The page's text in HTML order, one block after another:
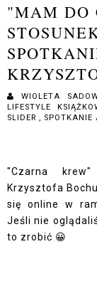
"MAM DO
WIOLETA
LIFESTYLE
SLIDER , SPOTKANIE
"Czarna
Krzysztofa
się online w
Jeśli nie
to zrobić 😀